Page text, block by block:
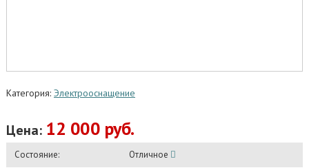
Категория: Электрооснащение
Цена: 12 000 руб.
Состояние: Отличное